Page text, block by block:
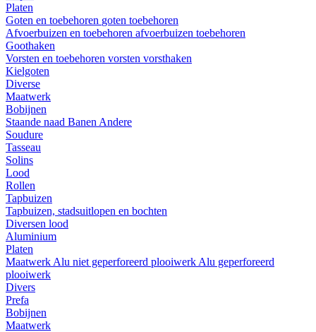
Platen
Goten en toebehoren goten toebehoren
Afvoerbuizen en toebehoren afvoerbuizen toebehoren
Goothaken
Vorsten en toebehoren vorsten vorsthaken
Kielgoten
Diverse
Maatwerk
Bobijnen
Staande naad Banen Andere
Soudure
Tasseau
Solins
Lood
Rollen
Tapbuizen
Tapbuizen, stadsuitlopen en bochten
Diversen lood
Aluminium
Platen
Maatwerk Alu niet geperforeerd plooiwerk Alu geperforeerd
plooiwerk
Divers
Prefa
Bobijnen
Maatwerk